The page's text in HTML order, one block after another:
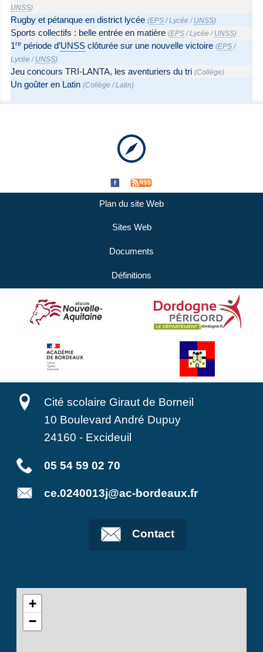
UNSS)
Rugby et pétanque en district lycée (EPS /Lycée / UNSS)
Sports collectifs : belle entrée en matière (EPS /Lycée / UNSS)
1re période d’UNSS clôturée sur une nouvelle victoire (EPS /
Lycée / UNSS)
Jeu concours TRI-LANTA, les aventuriers du tri (Collège)
Un goûter en Latin (Collège /Latin)
Plan du site Web
Sites Web
Documents
Définitions
Cité scolaire Giraut de Borneil
10 Boulevard André Dupuy
24160 - Excideuil
05 54 59 02 70
ce.0240013j@ac-bordeaux.fr
Contact
+
−